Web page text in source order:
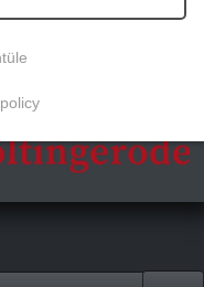
Innenhof
ve web